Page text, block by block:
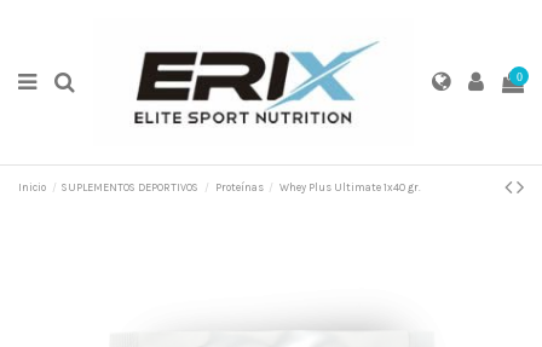
0
Inicio SUPLEMENTOS DEPORTIVOS Proteínas Whey Plus Ultimate 1x40 gr.